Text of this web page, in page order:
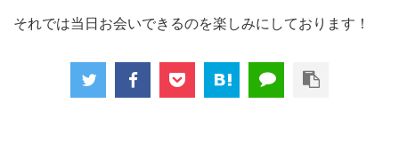
それでは当日お会いできるのを楽しみにしております！